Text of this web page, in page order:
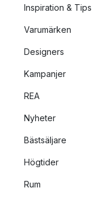
Inspiration & Tips
Varumärken
Designers
Kampanjer
REA
Nyheter
Bästsäljare
Högtider
Rum